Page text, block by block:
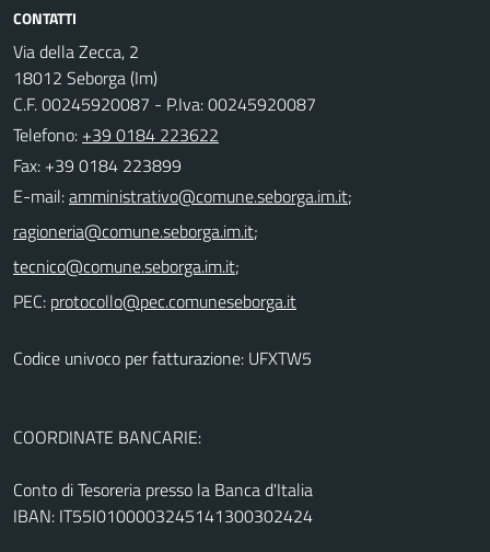
CONTATTI
Via della Zecca, 2
18012 Seborga (Im)
C.F. 00245920087 - P.Iva: 00245920087
Telefono: +39 0184 223622
Fax: +39 0184 223899
E-mail:
;
;
;
PEC:
Codice univoco per fatturazione: UFXTW5
COORDINATE BANCARIE:
Conto di Tesoreria presso la Banca d'Italia
IBAN: IT55I0100003245141300302424